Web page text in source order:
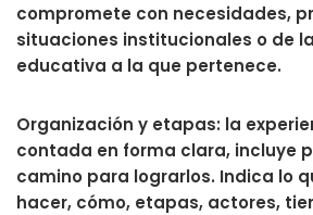
compromete con necesidades,
situaciones institucionales o de
educativa a la que pertenece.
Organización y etapas: la
contada en forma clara, incluye
camino para lograrlos. Indica lo
hacer, cómo, etapas, actores,